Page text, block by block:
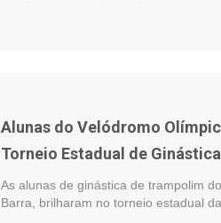
Alunas do Velódromo
Torneio Estadual de
As alunas de ginástica de trampolim
Barra, brilharam no torneio estadual